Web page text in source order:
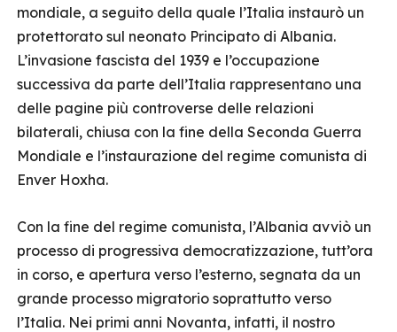
mondiale, a seguito della quale l’Italia instaurò un
protettorato sul neonato Principato di Albania.
L’invasione fascista del 1939 e l’occupazione
successiva da parte dell’Italia rappresentano una
delle pagine più controverse delle relazioni
bilaterali, chiusa con la fine della Seconda Guerra
Mondiale e l’instaurazione del regime comunista di
Enver Hoxha.
Con la fine del regime comunista, l’Albania avviò un
processo di progressiva democratizzazione, tutt’ora
in corso, e apertura verso l’esterno, segnata da un
grande processo migratorio soprattutto verso
l’Italia. Nei primi anni Novanta, infatti, il nostro